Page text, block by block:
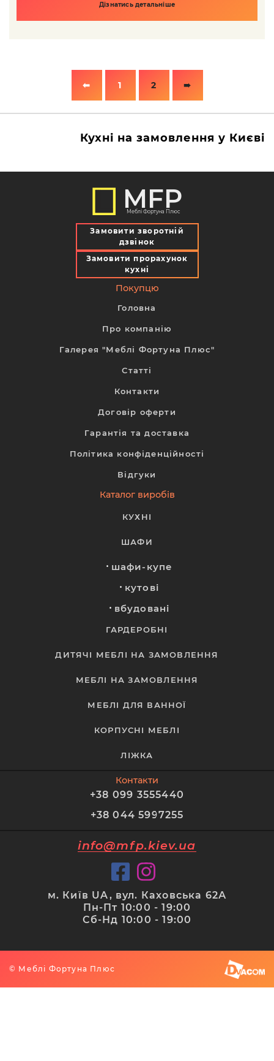
Дізнатись детальніше
⬅ 1 2 ➠
Кухні на замовлення у Києві
MFP
Меблі Фортуна Плюс
Замовити зворотній
дзвінок
Замовити прорахунок
кухні
Покупцю
Головна
Про компанію
Галерея "Меблі Фортуна Плюс"
Статті
Контакти
Договір оферти
Гарантія та доставка
Політика конфіденційності
Відгуки
Каталог виробів
КУХНІ
ШАФИ
шафи-купе
кутові
вбудовані
ГАРДЕРОБНІ
ДИТЯЧІ МЕБЛІ НА ЗАМОВЛЕННЯ
МЕБЛІ НА ЗАМОВЛЕННЯ
МЕБЛІ ДЛЯ ВАННОЇ
КОРПУСНІ МЕБЛІ
ЛІЖКА
Контакти
+38 099 3555440
+38 044 5997255
info@mfp.kiev.ua
м. Київ UA, вул. Каховська 62А
Пн-Пт 10:00 - 19:00
Сб-Нд 10:00 - 19:00
© Меблі Фортуна Плюс